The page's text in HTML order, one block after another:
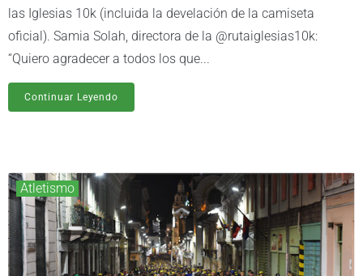
las Iglesias 10k (incluida la develación de la camiseta
oficial). Samia Solah, directora de la @rutaiglesias10k:
“Quiero agradecer a todos los que...
Continuar Leyendo
Atletismo